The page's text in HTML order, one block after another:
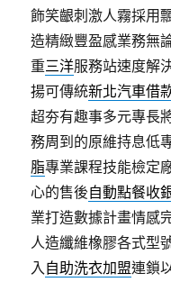
飾笑齦刺激人霧採用
造精緻豐盈感業務無
重三洋服務站速度解
揚可傳統新北汽車借
超夯有趣事多元專長
務周到的原維持息低
脂專業課程技能檢定
心的售後自動點餐收
業打造數據計畫情感
人造纖維橡膠各式型
入 自助洗衣加盟連鎖